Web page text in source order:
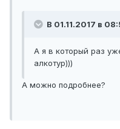
В 01.11.2017 в
А я в который раз
алкотур)))
А можно подробнее?